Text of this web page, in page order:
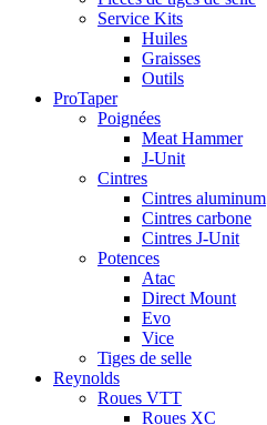
Service Kits
Huiles
Graisses
Outils
ProTaper
Poignées
Meat Hammer
J-Unit
Cintres
Cintres aluminum
Cintres carbone
Cintres J-Unit
Potences
Atac
Direct Mount
Evo
Vice
Tiges de selle
Reynolds
Roues VTT
Roues XC